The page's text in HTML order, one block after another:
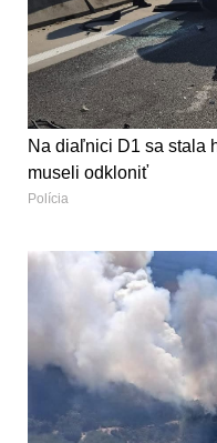
Na diaľnici D1 sa stala
museli odkloniť
Polícia